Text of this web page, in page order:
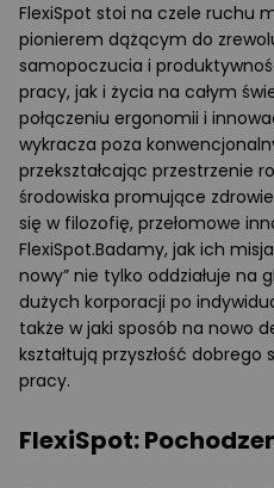
FlexiSpot stoi na czele ruchu
pionierem dążącym do
samopoczucia i
pracy, jak i życia na całym
połączeniu ergonomii i
wykracza poza
przekształcając przestrzenie
środowiska promujące
się w filozofię, przełomowe
FlexiSpot.Badamy, jak ich
nowy” nie tylko oddziałuje na
dużych korporacji po
także w jaki sposób na nowo
kształtują przyszłość
pracy.
FlexiSpot: